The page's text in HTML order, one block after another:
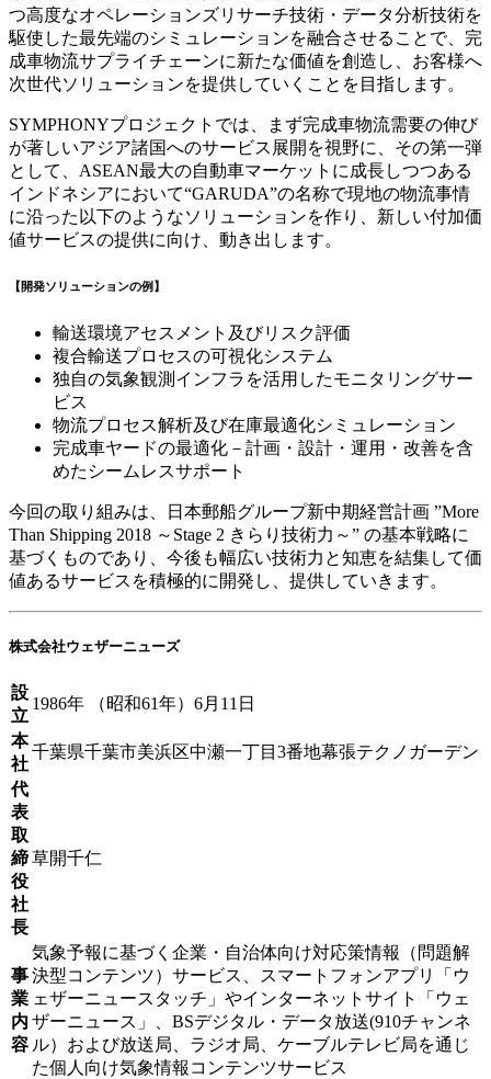
つ高度なオペレーションズリサーチ技術・データ分析技術を
駆使した最先端のシミュレーションを融合させることで、完
成車物流サプライチェーンに新たな価値を創造し、お客様へ
次世代ソリューションを提供していくことを目指します。
SYMPHONYプロジェクトでは、まず完成車物流需要の伸び
が著しいアジア諸国へのサービス展開を視野に、その第一弾
として、ASEAN最大の自動車マーケットに成長しつつある
インドネシアにおいて“GARUDA”の名称で現地の物流事情
に沿った以下のようなソリューションを作り、新しい付加価
値サービスの提供に向け、動き出します。
【開発ソリューションの例】
輸送環境アセスメント及びリスク評価
複合輸送プロセスの可視化システム
独自の気象観測インフラを活用したモニタリングサー
ビス
物流プロセス解析及び在庫最適化シミュレーション
完成車ヤードの最適化－計画・設計・運用・改善を含
めたシームレスサポート
今回の取り組みは、日本郵船グループ新中期経営計画 ”More
Than Shipping 2018 ～Stage 2 きらり技術力～” の基本戦略に
基づくものであり、今後も幅広い技術力と知恵を結集して価
値あるサービスを積極的に開発し、提供していきます。
株式会社ウェザーニューズ
設
立
1986年 （昭和61年）6月11日
本
社
千葉県千葉市美浜区中瀬一丁目3番地幕張テクノガーデン
代
表
取
締
役
社
長
草開千仁
事
業
内
容
気象予報に基づく企業・自治体向け対応策情報（問題解
決型コンテンツ）サービス、スマートフォンアプリ「ウ
ェザーニュースタッチ」やインターネットサイト「ウェ
ザーニュース」、BSデジタル・データ放送(910チャンネ
ル）および放送局、ラジオ局、ケーブルテレビ局を通じ
た個人向け気象情報コンテンツサービス